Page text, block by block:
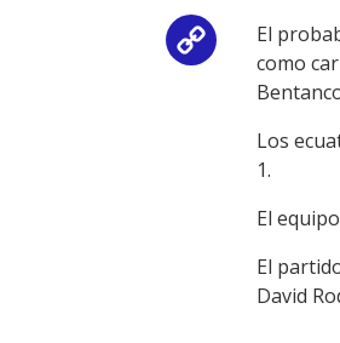
Copy
Link
El
como
Los
1.
El
El
David